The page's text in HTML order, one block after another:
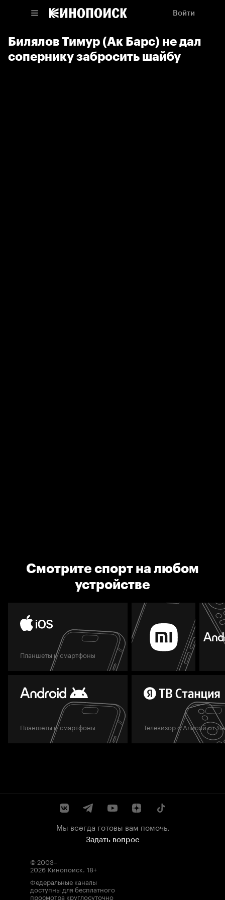
Войти
Билялов Тимур (Ак Барс) не дал
сопернику забросить шайбу
Смотрите спорт на любом
устройстве
Планшеты и смартфоны
Планшеты и смартфоны Телевизор с Алисой от
Мы всегда готовы вам помочь.
Задать вопрос
© 2003–
2026 Кинопоиск. 18+
Федеральные каналы
доступны для бесплатного
просмотра круглосуточно